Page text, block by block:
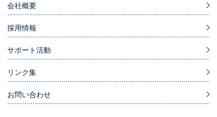
会社概要
採用情報
サポート活動
リンク集
お問い合わせ